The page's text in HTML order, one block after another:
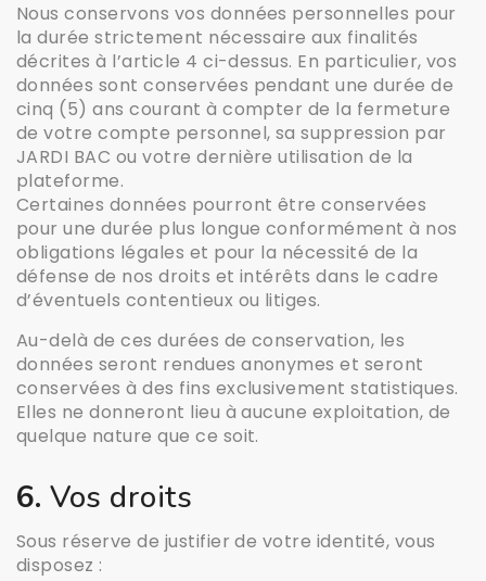
Nous conservons vos données personnelles pour
la durée strictement nécessaire aux finalités
décrites à l’article 4 ci-dessus. En particulier, vos
données sont conservées pendant une durée de
cinq (5) ans courant à compter de la fermeture
de votre compte personnel, sa suppression par
JARDI BAC ou votre dernière utilisation de la
plateforme.
Certaines données pourront être conservées
pour une durée plus longue conformément à nos
obligations légales et pour la nécessité de la
défense de nos droits et intérêts dans le cadre
d’éventuels contentieux ou litiges.
Au-delà de ces durées de conservation, les
données seront rendues anonymes et seront
conservées à des fins exclusivement statistiques.
Elles ne donneront lieu à aucune exploitation, de
quelque nature que ce soit.
6. Vos droits
Sous réserve de justifier de votre identité, vous
disposez :